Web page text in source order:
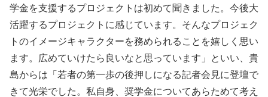
学金を支援するプロジェクトは初めて聞きました。今後大
活躍するプロジェクトに感じています。そんなプロジェク
トのイメージキャラクターを務められることを嬉しく思い
ます。広めていけたら良いなと思っています」といい、貴
島からは「若者の第一歩の後押しになる記者会見に登壇で
きて光栄でした。私自身、奨学金についてあらためて考え